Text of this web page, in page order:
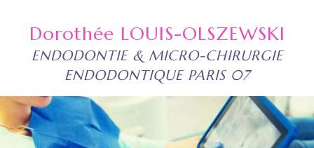
Dorothée LOUIS-OLSZEWSKI
ENDODONTIE & MICRO-CHIRURGIE
ENDODONTIQUE PARIS 07